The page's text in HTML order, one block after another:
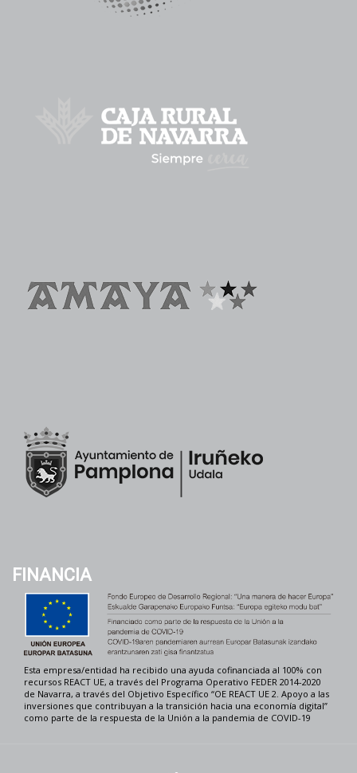
FINANCIA
Esta empresa/entidad ha recibido una ayuda cofinanciada al 100% con
recursos REACT UE, a través del Programa Operativo FEDER 2014-2020
de Navarra, a través del Objetivo Específico “OE REACT UE 2. Apoyo a las
inversiones que contribuyan a la transición hacia una economía digital”
como parte de la respuesta de la Unión a la pandemia de COVID-19